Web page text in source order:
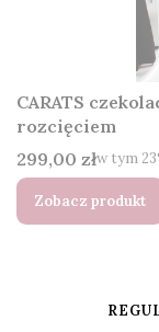
CARATS
rozcięciem
Cena brutto
299,00 złw tym
w tym
Zobacz produkt